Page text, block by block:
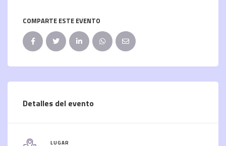
COMPARTE ESTE EVENTO
Detalles del evento
LUGAR